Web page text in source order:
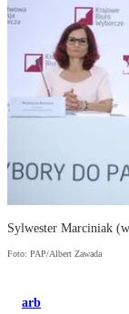
Sylwester Marciniak
Foto: PAP/Albert Zawada
arb